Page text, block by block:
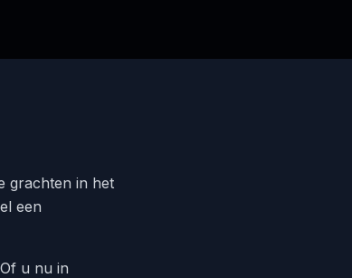
grachten in het
een
u nu in